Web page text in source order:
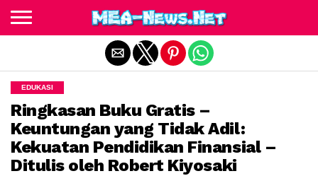
EDUKASI
Ringkasan Buku Gratis –
Keuntungan yang Tidak Adil:
Kekuatan Pendidikan Finansial –
Ditulis oleh Robert Kiyosaki
Exit mobile version